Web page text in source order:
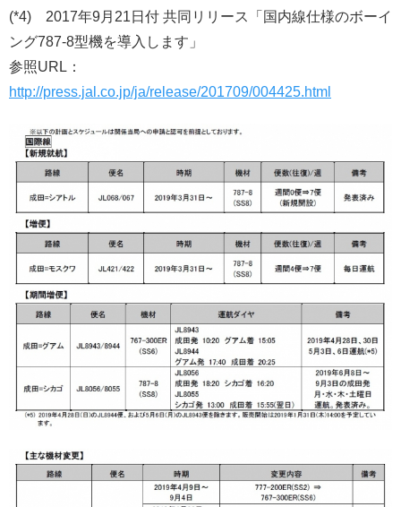
(*4) 2017年9月21日付 共同リリース「国内線仕様のボーイ
ング787-8型機を導入します」
参照URL：
http://press.jal.co.jp/ja/release/201709/004425.html